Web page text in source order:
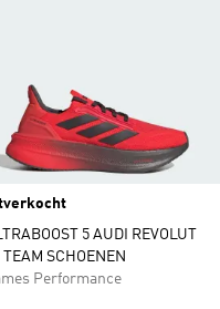
5 AUDI REVOLUT
TEAM SCHOENEN
Performance